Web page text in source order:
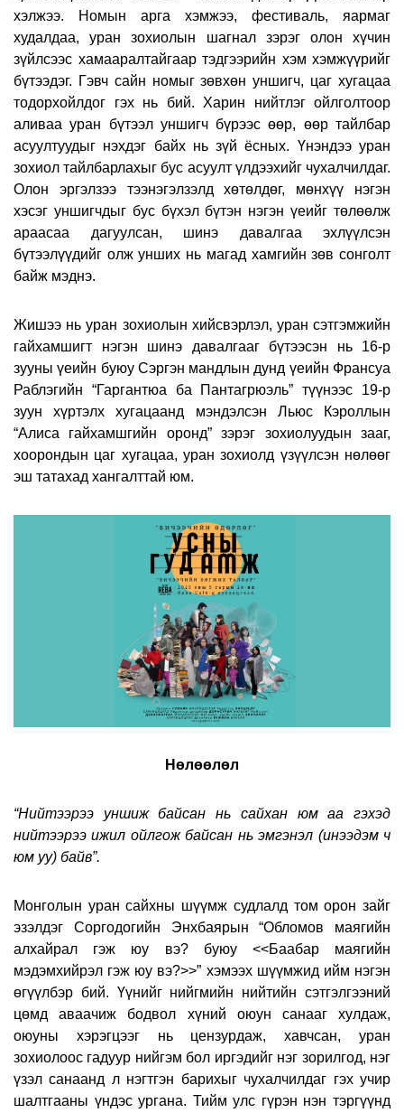
хэлжээ. Номын арга хэмжээ, фестиваль, яармаг
худалдаа, уран зохиолын шагнал зэрэг олон хүчин
зүйлсээс хамааралтайгаар тэдгээрийн хэм хэмжүүрийг
бүтээдэг. Гэвч сайн номыг зөвхөн уншигч, цаг хугацаа
тодорхойлдог гэх нь бий. Харин нийтлэг ойлголтоор
аливаа уран бүтээл уншигч бүрээс өөр, өөр тайлбар
асуултуудыг нэхдэг байх нь зүй ёсных. Үнэндээ уран
зохиол тайлбарлахыг бус асуулт үлдээхийг чухалчилдаг.
Олон эргэлзээ тээнэгэлзэлд хөтөлдөг, мөнхүү нэгэн
хэсэг уншигчдыг бус бүхэл бүтэн нэгэн үеийг төлөөлж
араасаа дагуулсан, шинэ давалгаа эхлүүлсэн
бүтээлүүдийг олж унших нь магад хамгийн зөв сонголт
байж мэднэ.
Жишээ нь уран зохиолын хийсвэрлэл, уран сэтгэмжийн
гайхамшигт нэгэн шинэ давалгааг бүтээсэн нь 16-р
зууны үеийн буюу Сэргэн мандлын дунд үеийн Франсуа
Раблэгийн “Гаргантюа ба Пантагрюэль” түүнээс 19-р
зуун хүртэлх хугацаанд мэндэлсэн Льюс Кэроллын
“Алиса гайхамшгийн оронд” зэрэг зохиолуудын зааг,
хоорондын цаг хугацаа, уран зохиолд үзүүлсэн нөлөөг
эш татахад хангалттай юм.
Нөлөөлөл
“Нийтээрээ уншиж байсан нь сайхан юм аа гэхэд
нийтээрээ ижил ойлгож байсан нь эмгэнэл (инээдэм ч
юм уу) байв”.
Монголын уран сайхны шүүмж судлалд том орон зайг
эзэлдэг Соргодогийн Энхбаярын “Обломов маягийн
алхайрал гэж юу вэ? буюу <<Баабар маягийн
мэдэмхийрэл гэж юу вэ?>>” хэмээх шүүмжид ийм нэгэн
өгүүлбэр бий. Үүнийг нийгмийн нийтийн сэтгэлгээний
цөмд аваачиж бодвол хүний оюун санааг хулдаж,
оюуны хэрэгцээг нь цензурдаж, хавчсан, уран
зохиолоос гадуур нийгэм бол иргэдийг нэг зорилгод, нэг
үзэл санаанд л нэгтгэн барихыг чухалчилдаг гэх учир
шалтгааны үндэс ургана. Тийм улс гүрэн нэн тэргүүнд